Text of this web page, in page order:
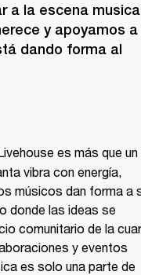
a la escena
y apoyamos a
dando forma al
es más que un
vibra con energía,
músicos dan forma a
donde las ideas se
comunitario de la
y eventos
es solo una parte de